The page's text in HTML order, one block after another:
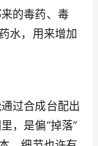
的毒药、毒
水，用来增加
过合成台配出
，是偏“掉落”